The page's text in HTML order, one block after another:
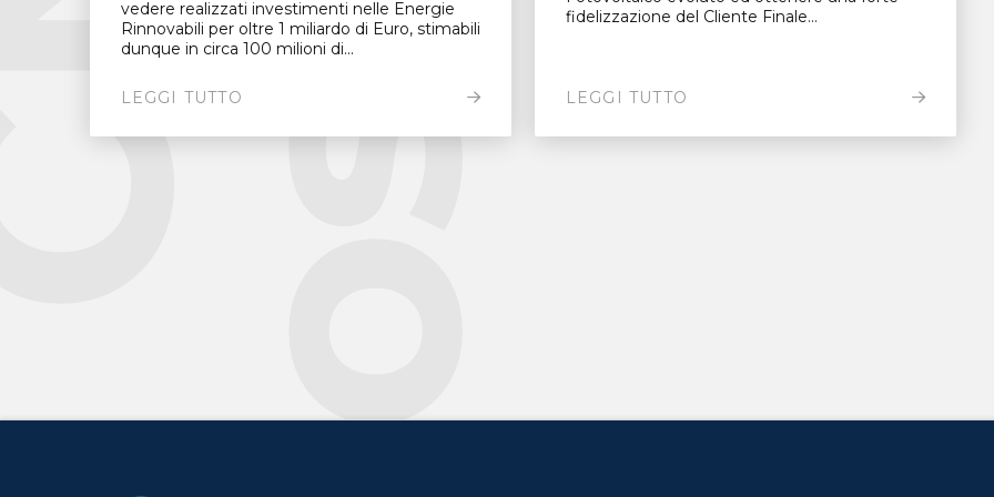
vedere realizzati investimenti nelle Energie
Rinnovabili per oltre 1 miliardo di Euro, stimabili
dunque in circa 100 milioni di...
LEGGI TUTTO
fidelizzazione del Cliente Finale...
LEGGI TUTTO